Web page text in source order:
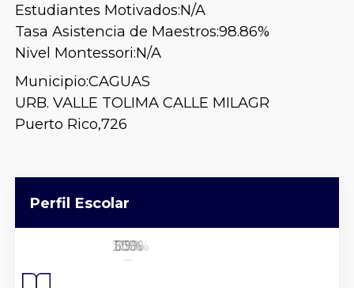
Estudiantes Motivados:N/A
Tasa Asistencia de Maestros:98.86%
Nivel Montessori:N/A
Municipio:CAGUAS
URB. VALLE TOLIMA CALLE MILAGR
Puerto Rico,726
Perfil Escolar
0%
25%
50%
75%
100%